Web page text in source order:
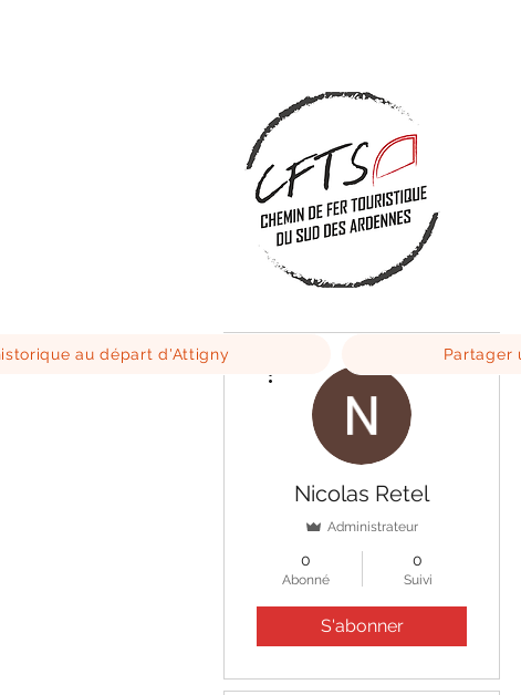
au départ d'Attigny Partager
Nicolas Retel
Administrateur
0
Abonné
0
Suivi
S'abonner